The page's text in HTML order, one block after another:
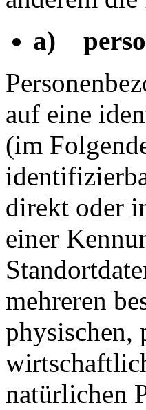
a)
auf eine
(im
direkt oder
einer
mehreren
physischen,
natürlichen